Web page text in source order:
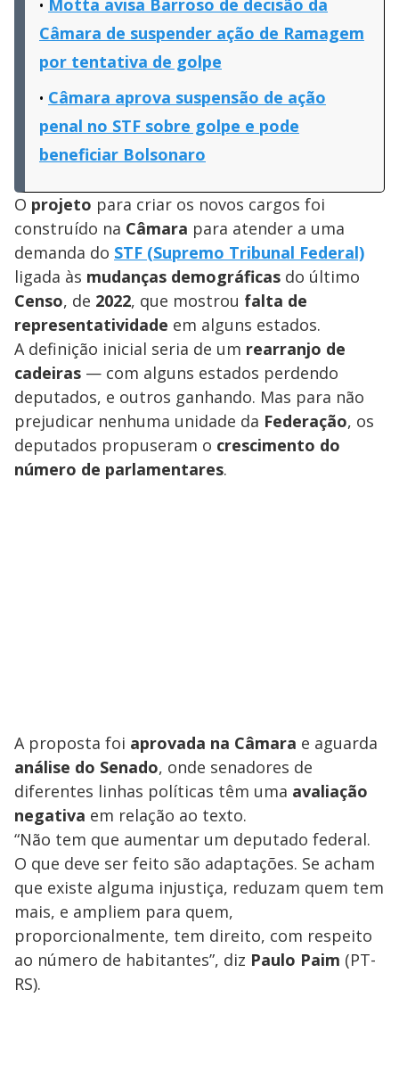
Motta avisa Barroso de decisão da
Câmara de suspender ação de Ramagem
por tentativa de golpe
Câmara aprova suspensão de ação
penal no STF sobre golpe e pode
beneficiar Bolsonaro
O projeto para criar os novos cargos foi
construído na Câmara para atender a uma
demanda do STF (Supremo Tribunal Federal)
ligada às mudanças demográficas do último
Censo, de 2022, que mostrou falta de
representatividade em alguns estados.
A definição inicial seria de um rearranjo de
cadeiras — com alguns estados perdendo
deputados, e outros ganhando. Mas para não
prejudicar nenhuma unidade da Federação, os
deputados propuseram o crescimento do
número de parlamentares.
A proposta foi aprovada na Câmara e aguarda
análise do Senado, onde senadores de
diferentes linhas políticas têm uma avaliação
negativa em relação ao texto.
“Não tem que aumentar um deputado federal.
O que deve ser feito são adaptações. Se acham
que existe alguma injustiça, reduzam quem tem
mais, e ampliem para quem,
proporcionalmente, tem direito, com respeito
ao número de habitantes”, diz Paulo Paim (PT-
RS).